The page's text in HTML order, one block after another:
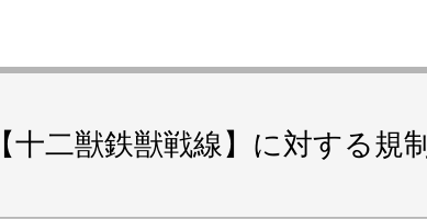
【十二獣鉄獣戦線】に対する規制